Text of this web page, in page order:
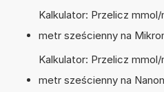
Kalkulator: Przelicz
metr sześcienny na
Kalkulator: Przelicz
metr sześcienny na